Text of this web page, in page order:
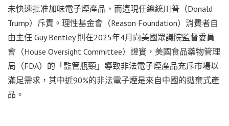
未快速批准加味電子煙產品，而遭現任總統川普（Donald
Trump）斥責。理性基金會（Reason Foundation）消費者自
由主任 Guy Bentley 則在2025年4月向美國眾議院監督委員
會（House Oversight Committee）證實，美國食品藥物管理
局（FDA）的「監管瓶頸」導致非法電子煙產品充斥市場以
滿足需求，其中近90%的非法電子煙是來自中國的拋棄式產
品。